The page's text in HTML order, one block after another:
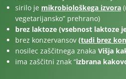
sirilo je mikrobiološkega izvora
vegetarijansko” prehrano)
brez laktoze (vsebnost laktoze
brez konzervansov (tudi brez
nosilec zaščitnega znaka Višja
ima zaščitni znak “izbrana